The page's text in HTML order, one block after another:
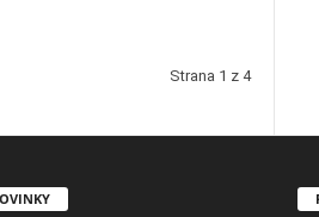
Strana 1 z 4